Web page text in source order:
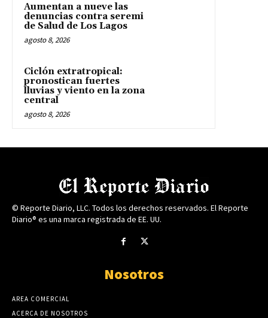
Aumentan a nueve las
denuncias contra seremi
de Salud de Los Lagos
agosto 8, 2026
Ciclón extratropical:
pronostican fuertes
lluvias y viento en la zona
central
agosto 8, 2026
© Reporte Diario, LLC. Todos los derechos reservados. El Reporte
Diario® es una marca registrada de EE. UU.
Nosotros
AREA COMERCIAL
ACERCA DE NOSOTROS